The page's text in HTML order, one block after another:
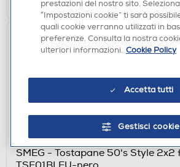
TOSTAPANE E TOSTIERE
SMEG - Tostapane 50's Style 2x2 fette –
prestazioni del nostro sito.
“Impostazioni cookie” ti sarà
quali cookie verranno utilizzati in
preferenze. Consulta la nostra
ulteriori informazioni. Cookie Policy
Accetta tutti
Gestisci cookie